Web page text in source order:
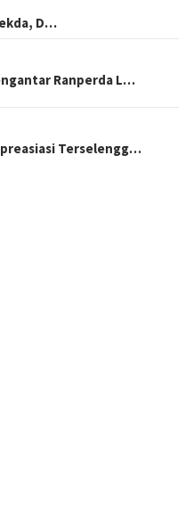
D…
Ranperda L…
Terselengg…